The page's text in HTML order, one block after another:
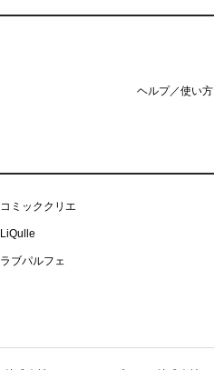
ヘルプ／使い方
コミッククリエ
LiQulle
ラブパルフェ